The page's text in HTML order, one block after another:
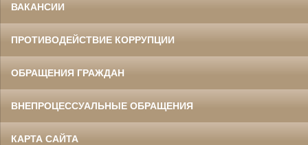
ВАКАНСИИ
ПРОТИВОДЕЙСТВИЕ КОРРУПЦИИ
ОБРАЩЕНИЯ ГРАЖДАН
ВНЕПРОЦЕССУАЛЬНЫЕ ОБРАЩЕНИЯ
КАРТА САЙТА